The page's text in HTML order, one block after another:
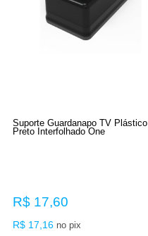
Suporte Guardanapo TV Plástico
Preto Interfolhado One
R$ 17,60
R$ 17,16 no pix